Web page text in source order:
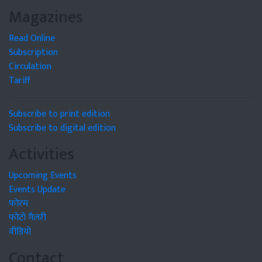
Magazines
Read Online
Subscription
Circulation
Tariff
Subscribe to print edition
Subscribe to digital edition
Activities
Upcoming Events
Events Update
फोरम
फोटो गैलरी
वीडियो